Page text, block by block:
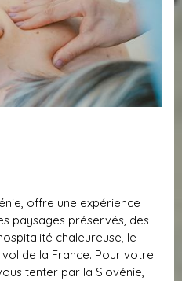
offre une expérience
paysages préservés, des
chaleureuse, le
de la France. Pour votre
tenter par la Slovénie,